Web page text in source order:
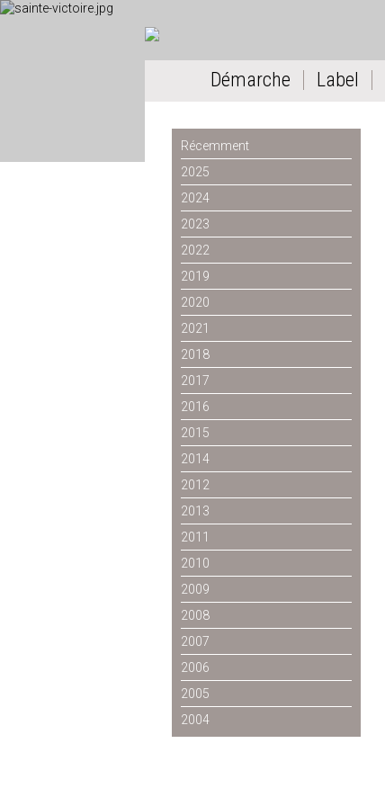
Démarche Label
Récemment
2025
2024
2023
2022
2019
2020
2021
2018
2017
2016
2015
2014
2012
2013
2011
2010
2009
2008
2007
2006
2005
2004